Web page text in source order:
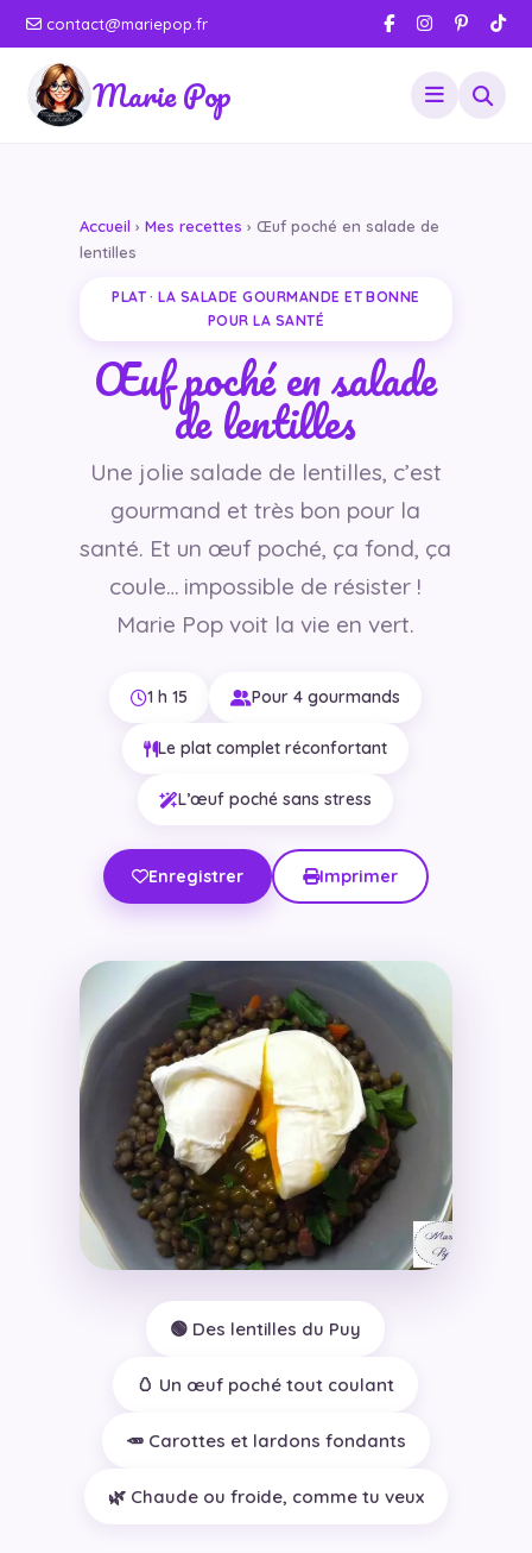
contact@mariepop.fr
Marie Pop
Accueil › Mes recettes › Œuf poché en salade de
lentilles
PLAT · LA SALADE GOURMANDE ET BONNE
POUR LA SANTÉ
Œuf poché en salade
de lentilles
Une jolie salade de lentilles, c’est
gourmand et très bon pour la
santé. Et un œuf poché, ça fond, ça
coule… impossible de résister !
Marie Pop voit la vie en vert.
1 h 15 Pour 4 gourmands
Le plat complet réconfortant
L’œuf poché sans stress
Enregistrer Imprimer
🟢 Des lentilles du Puy
🥚 Un œuf poché tout coulant
🥕 Carottes et lardons fondants
🌿 Chaude ou froide, comme tu veux